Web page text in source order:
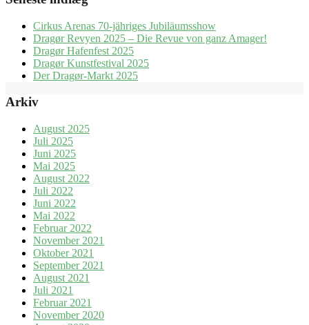
Cirkus Arenas 70-jähriges Jubiläumsshow
Dragør Revyen 2025 – Die Revue von ganz Amager!
Dragør Hafenfest 2025
Dragør Kunstfestival 2025
Der Dragør-Markt 2025
Arkiv
August 2025
Juli 2025
Juni 2025
Mai 2025
August 2022
Juli 2022
Juni 2022
Mai 2022
Februar 2022
November 2021
Oktober 2021
September 2021
August 2021
Juli 2021
Februar 2021
November 2020